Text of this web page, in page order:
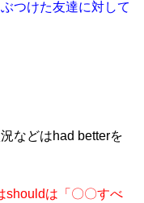
ぶつけた友達に対して
などはhad betterを
shouldは「〇〇すべ